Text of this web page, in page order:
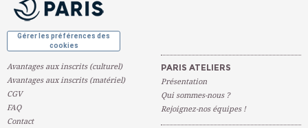
Gérer les préférences des
cookies
Avantages aux inscrits (culturel)
Avantages aux inscrits (matériel)
CGV
FAQ
Contact
PARIS ATELIERS
Présentation
Qui sommes-nous ?
Rejoignez-nos équipes !